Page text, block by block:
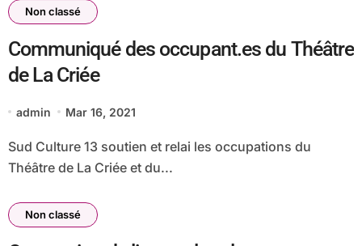
Non classé
Communiqué des occupant.es du Théâtre
de La Criée
admin Mar 16, 2021
Sud Culture 13 soutien et relai les occupations du
Théâtre de La Criée et du...
Non classé